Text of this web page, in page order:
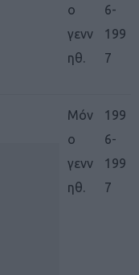
ο
γενν
ηθ.
6-
199
7
Μόν
ο
γενν
ηθ.
199
6-
199
7